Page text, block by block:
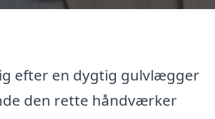
efter en dygtig gulvlægger
den rette håndværker